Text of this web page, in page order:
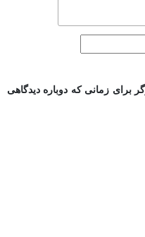
برای زمانی که دوباره دیدگاهی